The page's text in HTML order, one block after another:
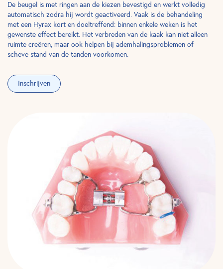
De beugel is met ringen aan de kiezen bevestigd en werkt volledig
automatisch zodra hij wordt geactiveerd. Vaak is de behandeling
met een Hyrax kort en doeltreffend: binnen enkele weken is het
gewenste effect bereikt. Het verbreden van de kaak kan niet alleen
ruimte creëren, maar ook helpen bij ademhalingsproblemen of
scheve stand van de tanden voorkomen.
Inschrijven